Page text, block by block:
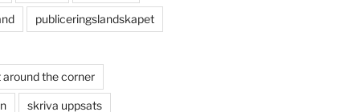
publiceringslandskapet
around the corner
skriva uppsats